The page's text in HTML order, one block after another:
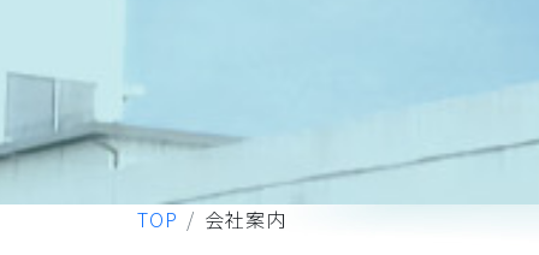
TOP 会社案内